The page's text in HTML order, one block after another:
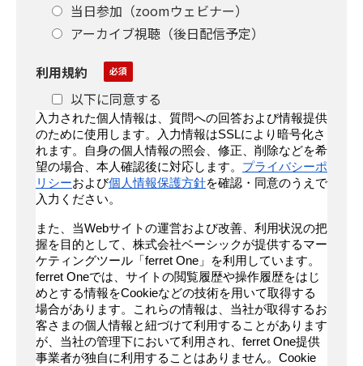
当日参加（zoomウェビナー）
アーカイブ視聴（後日配信予定）
利用規約
以下に同意する
入力された個人情報は、質問への回答および情報提供
のために使用します。入力情報はSSLにより暗号化さ
れます。自身の個人情報の照会、修正、削除などを希
望の場合、本人確認後に対応します。 プライバシーポ
リシーおよび個人情報保護方針を確認・同意のうえで
入力ください。
また、当Webサイトの運営および改善、利用状況の把
握を目的として、株式会社ベーシックが提供するマー
ケティングツール「ferret One」を利用しています。
ferret Oneでは、サイトの閲覧履歴や操作履歴をはじ
めとする情報をCookieなどの技術を用いて取得する
場合があります。これらの情報は、当社が取得するお
客さまの個人情報と紐づけて利用することがあります
が、当社の管理下において利用され、ferret One提供
事業者が独自に利用することはありません。Cookie